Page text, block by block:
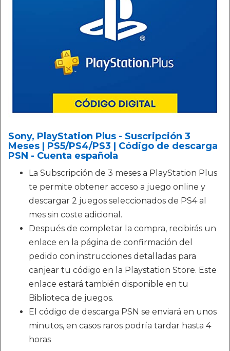
Sony, PlayStation Plus - Suscripción 3
Meses | PS5/PS4/PS3 | Código de descarga
PSN - Cuenta española
La Subscripción de 3 meses a PlayStation Plus
te permite obtener acceso a juego online y
descargar 2 juegos seleccionados de PS4 al
mes sin coste adicional.
Después de completar la compra, recibirás un
enlace en la página de confirmación del
pedido con instrucciones detalladas para
canjear tu código en la Playstation Store. Este
enlace estará también disponible en tu
Biblioteca de juegos.
El código de descarga PSN se enviará en unos
minutos, en casos raros podría tardar hasta 4
horas